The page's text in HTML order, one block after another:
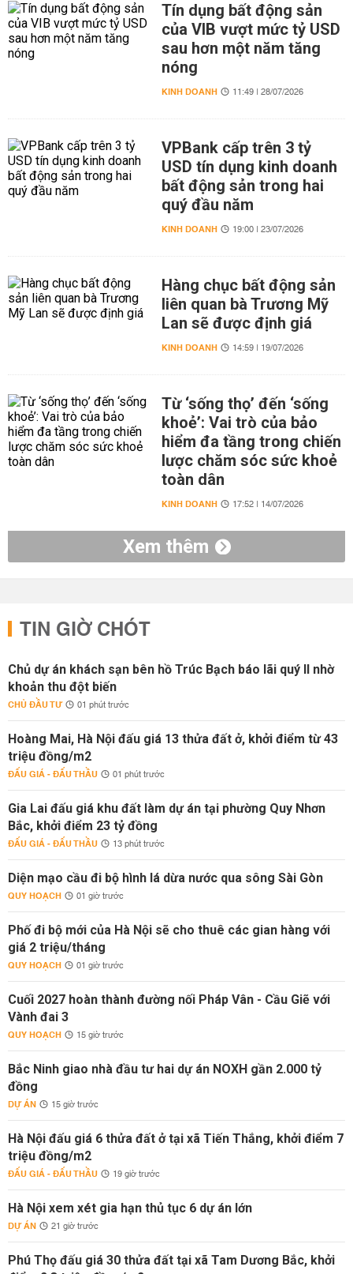
Tín dụng bất động sản
của VIB vượt mức tỷ USD
sau hơn một năm tăng
nóng
KINH DOANH 11:49 | 28/07/2026
VPBank cấp trên 3 tỷ
USD tín dụng kinh doanh
bất động sản trong hai
quý đầu năm
KINH DOANH 19:00 | 23/07/2026
Hàng chục bất động sản
liên quan bà Trương Mỹ
Lan sẽ được định giá
KINH DOANH 14:59 | 19/07/2026
Từ ‘sống thọ’ đến ‘sống
khoẻ’: Vai trò của bảo
hiểm đa tầng trong chiến
lược chăm sóc sức khoẻ
toàn dân
KINH DOANH 17:52 | 14/07/2026
Xem thêm
TIN GIỜ CHÓT
Chủ dự án khách sạn bên hồ Trúc Bạch báo lãi quý II nhờ
khoản thu đột biến
CHỦ ĐẦU TƯ 01 phút trước
Hoàng Mai, Hà Nội đấu giá 13 thửa đất ở, khởi điểm từ 43
triệu đồng/m2
ĐẤU GIÁ - ĐẤU THẦU 01 phút trước
Gia Lai đấu giá khu đất làm dự án tại phường Quy Nhơn
Bắc, khởi điểm 23 tỷ đồng
ĐẤU GIÁ - ĐẤU THẦU 13 phút trước
Diện mạo cầu đi bộ hình lá dừa nước qua sông Sài Gòn
QUY HOẠCH 01 giờ trước
Phố đi bộ mới của Hà Nội sẽ cho thuê các gian hàng với
giá 2 triệu/tháng
QUY HOẠCH 01 giờ trước
Cuối 2027 hoàn thành đường nối Pháp Vân - Cầu Giẽ với
Vành đai 3
QUY HOẠCH 15 giờ trước
Bắc Ninh giao nhà đầu tư hai dự án NOXH gần 2.000 tỷ
đồng
DỰ ÁN 15 giờ trước
Hà Nội đấu giá 6 thửa đất ở tại xã Tiến Thắng, khởi điểm 7
triệu đồng/m2
ĐẤU GIÁ - ĐẤU THẦU 19 giờ trước
Hà Nội xem xét gia hạn thủ tục 6 dự án lớn
DỰ ÁN 21 giờ trước
Phú Thọ đấu giá 30 thửa đất tại xã Tam Dương Bắc, khởi